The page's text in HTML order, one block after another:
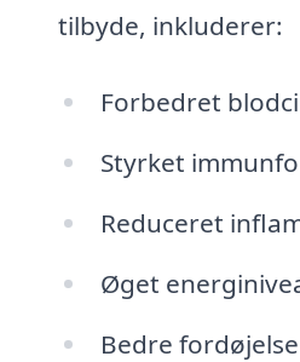
tilbyde, inkluderer:
Forbedret
Styrket
Reduceret
Øget
Bedre fordøjelse